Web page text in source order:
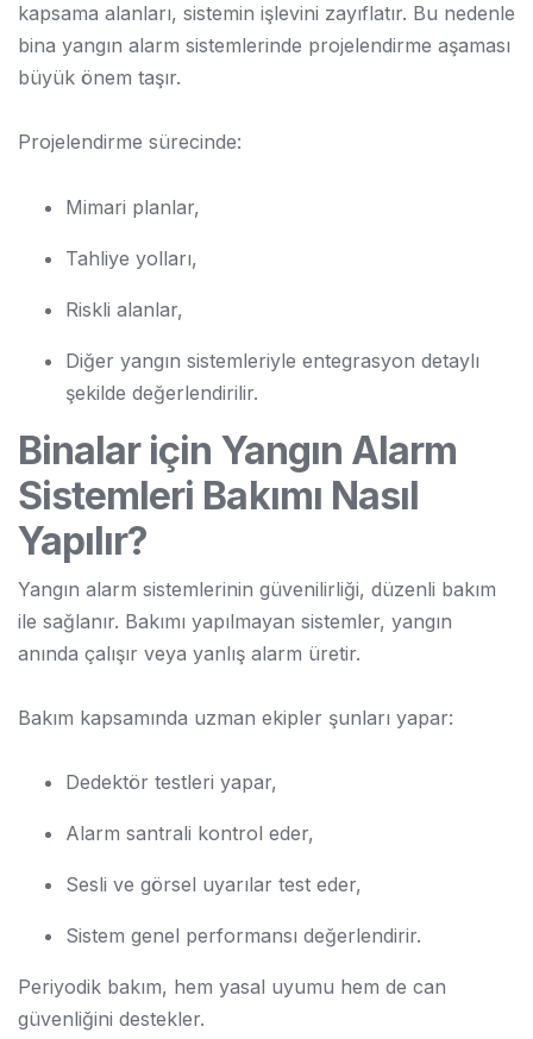
kapsama alanları, sistemin işlevini zayıflatır. Bu nedenle
bina yangın alarm sistemlerinde projelendirme aşaması
büyük önem taşır.
Projelendirme sürecinde:
Mimari planlar,
Tahliye yolları,
Riskli alanlar,
Diğer yangın sistemleriyle entegrasyon detaylı
şekilde değerlendirilir.
Binalar için Yangın Alarm
Sistemleri Bakımı Nasıl
Yapılır?
Yangın alarm sistemlerinin güvenilirliği, düzenli bakım
ile sağlanır. Bakımı yapılmayan sistemler, yangın
anında çalışır veya yanlış alarm üretir.
Bakım kapsamında uzman ekipler şunları yapar:
Dedektör testleri yapar,
Alarm santrali kontrol eder,
Sesli ve görsel uyarılar test eder,
Sistem genel performansı değerlendirir.
Periyodik bakım, hem yasal uyumu hem de can
güvenliğini destekler.